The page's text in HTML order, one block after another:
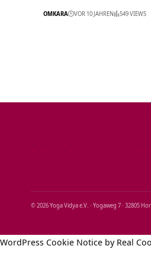
OMKARA VOR 10 JAHREN 549 VIEWS
© 2026 Yoga Vidya e.V. · Yogaweg 7 · 32805
WordPress Cookie Notice by Real